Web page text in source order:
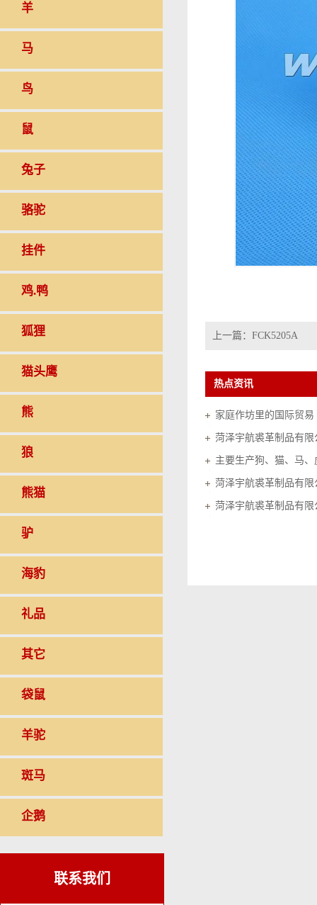
羊
马
鸟
鼠
兔子
骆驼
挂件
鸡.鸭
狐狸
猫头鹰
熊
狼
熊猫
驴
海豹
礼品
其它
袋鼠
羊驼
斑马
企鹅
联系我们
上一篇： FCK5205A
热点资讯
家庭作坊里的国际贸易
菏泽宇航裘革制品有
菏泽宇航裘革制品有限
菏泽宇航裘革制品有限